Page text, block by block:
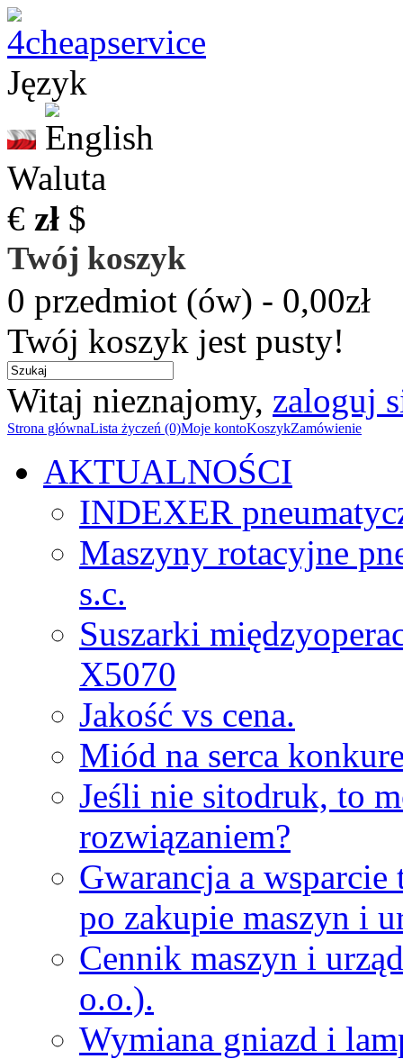
Język
Waluta
€ zł $
Twój koszyk
0 przedmiot (ów) - 0,00zł
Twój koszyk jest pusty!
Witaj nieznajomy, zaloguj
Strona głównaLista życzeń (0)Moje kontoKoszykZamówienie
AKTUALNOŚCI
INDEXER
Maszyny rotacyjne
s.c.
Suszarki
X5070
Jakość vs cena.
Miód na serca
Jeśli nie sitodruk, to
rozwiązaniem?
Gwarancja a
po zakupie maszyn i
Cennik maszyn i
o.o.).
Wymiana gniazd i